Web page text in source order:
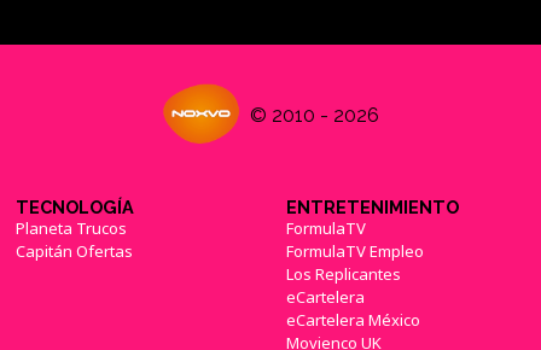
© 2010 - 2026
TECNOLOGÍA
Planeta Trucos
Capitán Ofertas
ENTRETENIMIENTO
FormulaTV
FormulaTV Empleo
Los Replicantes
eCartelera
eCartelera México
Movienco UK